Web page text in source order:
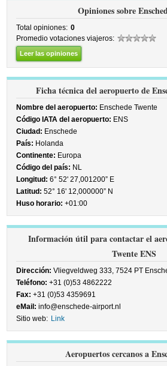
Opiniones sobre
Total opiniones: 0
Promedio votaciones viajeros:
Leer las opiniones
Ficha técnica del aeropuerto de
Nombre del aeropuerto: Enschede Twente
Código IATA del aeropuerto: ENS
Ciudad: Enschede
País: Holanda
Continente: Europa
Código del país: NL
Longitud: 6° 52' 27,001200” E
Latitud: 52° 16' 12,000000” N
Huso horario: +01:00
Información útil para contactar el
Twente ENS
Dirección: Vliegveldweg 333, 7524 PT
Teléfono: +31 (0)53 4862222
Fax: +31 (0)53 4359691
eMail: info@enschede-airport.nl
Sitio web: Link
Aeropuertos cercanos a